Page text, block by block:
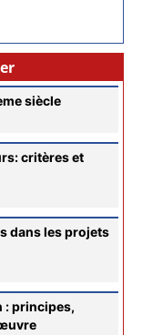
siècle
critères et
dans les projets
: principes,